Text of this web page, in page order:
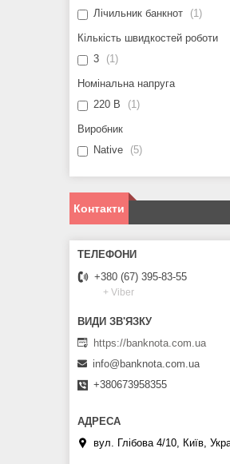
Лічильник банкнот
1
Кількість швидкостей роботи
3
1
Номінальна напруга
220 В
1
Виробник
Native
5
Контакти
+380 (67) 395-83-55
+ Viber
https://banknota.com.ua
info@banknota.com.ua
+380673958355
вул. Глібова 4/10, Київ,